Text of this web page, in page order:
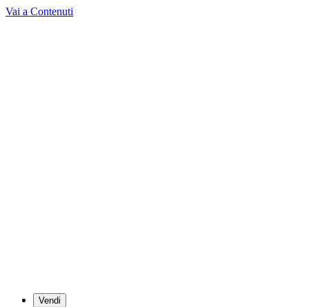
Vai a Contenuti
Vendi